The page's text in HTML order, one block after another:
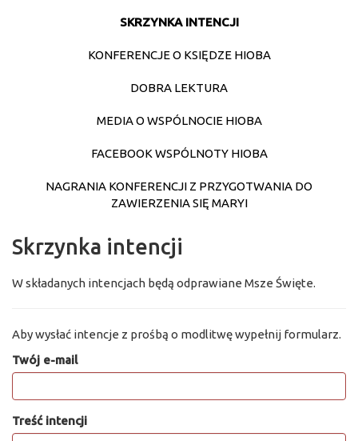
SKRZYNKA INTENCJI
KONFERENCJE O KSIĘDZE HIOBA
DOBRA LEKTURA
MEDIA O WSPÓLNOCIE HIOBA
FACEBOOK WSPÓLNOTY HIOBA
NAGRANIA KONFERENCJI Z PRZYGOTWANIA DO
ZAWIERZENIA SIĘ MARYI
Skrzynka intencji
W składanych intencjach będą odprawiane Msze Święte.
Aby wysłać intencje z prośbą o modlitwę wypełnij formularz.
Twój e-mail
Treść intencji